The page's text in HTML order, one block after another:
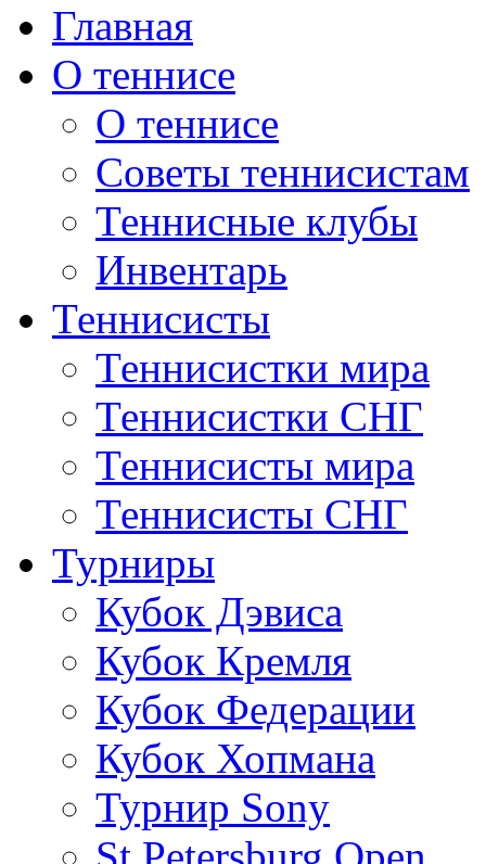
Главная
О теннисе
О теннисе
Советы теннисистам
Теннисные клубы
Инвентарь
Теннисисты
Теннисистки мира
Теннисистки СНГ
Теннисисты мира
Теннисисты СНГ
Турниры
Кубок Дэвиса
Кубок Кремля
Кубок Федерации
Кубок Хопмана
Турнир Sony